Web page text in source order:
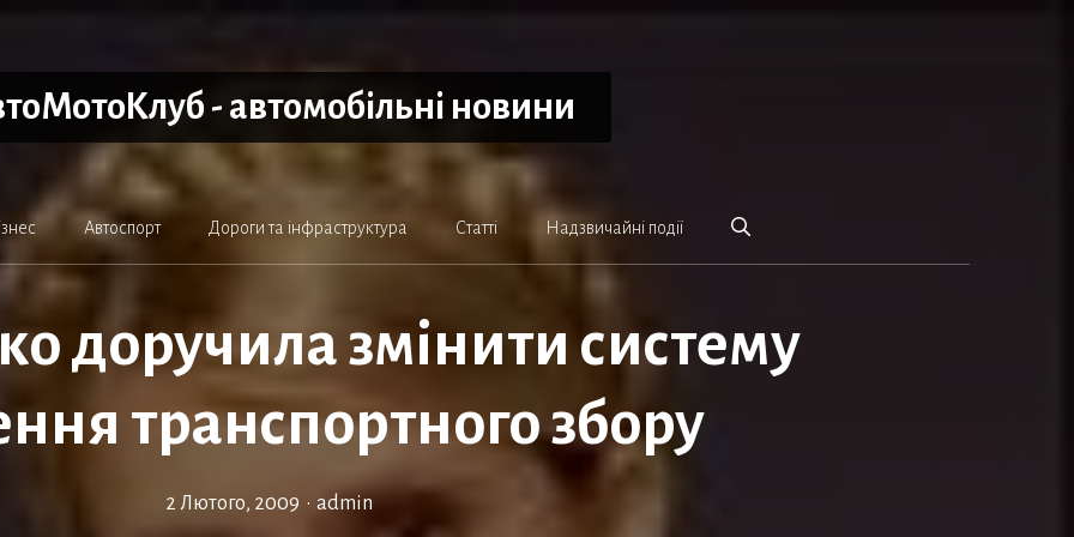
- автомобільні новини
Автоспорт Дороги та інфраструктура Статті Надзвичайні події
доручила змінити систему
транспортного збору
2 Лютого, 2009 • admin